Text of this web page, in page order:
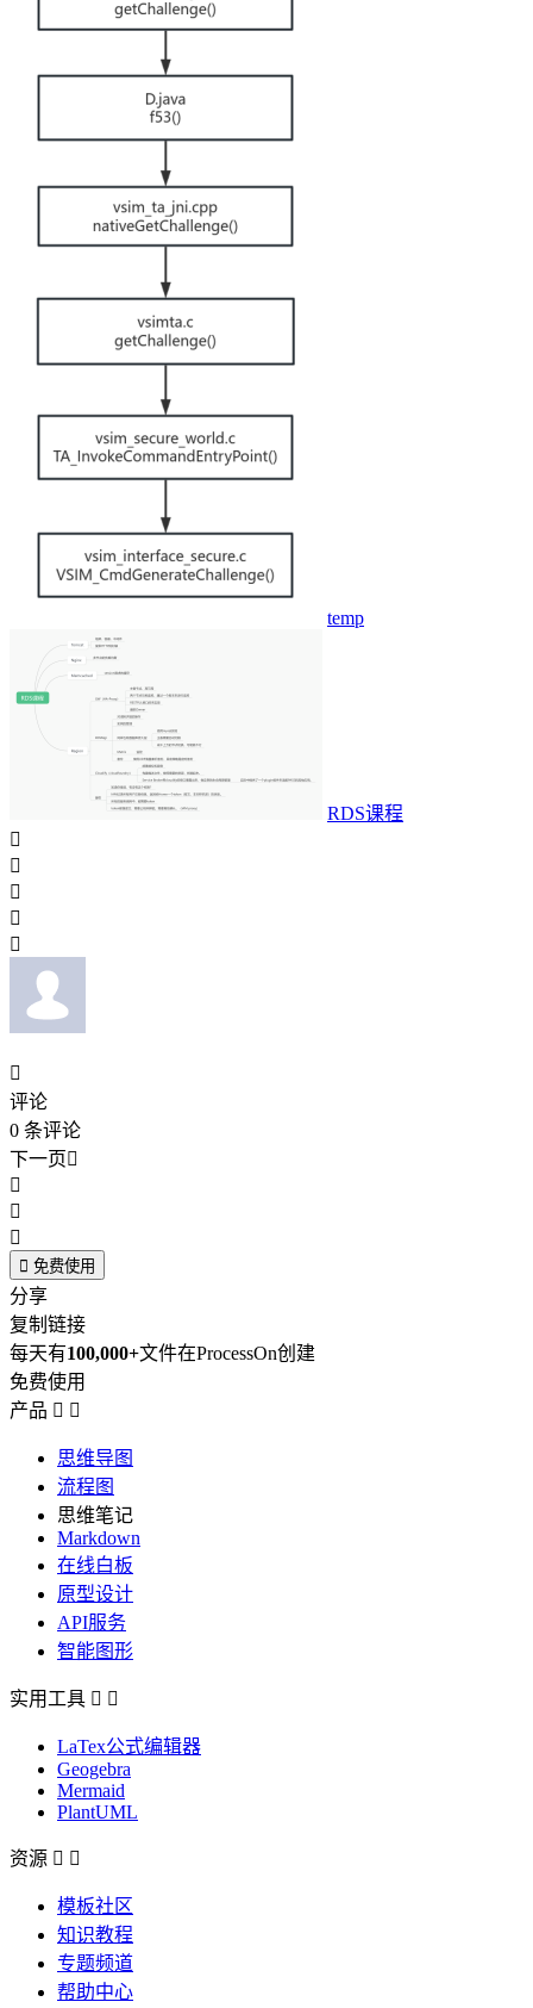
temp
RDS课程






评论
0 条评论
下一页



 免费使用
分享
复制链接
每天有100,000+文件在ProcessOn创建
免费使用
产品  
思维导图
流程图
思维笔记
Markdown
在线白板
原型设计
API服务
智能图形
实用工具  
LaTex公式编辑器
Geogebra
Mermaid
PlantUML
资源  
模板社区
知识教程
专题频道
帮助中心